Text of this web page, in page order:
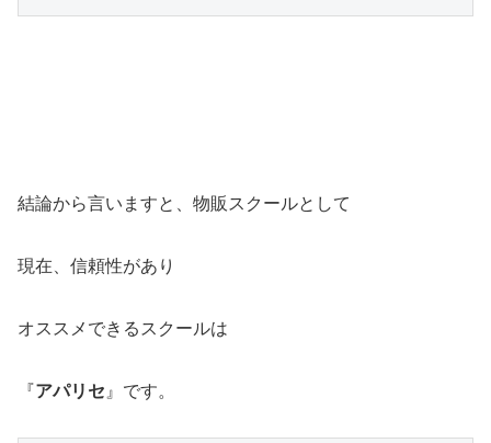
結論から言いますと、物販スクールとして
現在、信頼性があり
オススメできるスクールは
『アパリセ 』です。